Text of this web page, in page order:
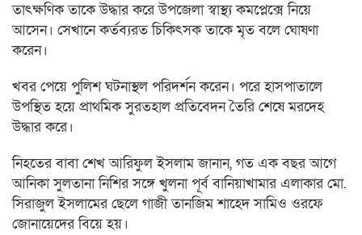
তাৎক্ষণিক তাকে উদ্ধার করে উপজেলা স্বাস্থ্য কমপ্লেক্সে নিয়ে
আসেন। সেখানে কর্তব্যরত চিকিৎসক তাকে মৃত বলে ঘোষণা
করেন।
খবর পেয়ে পুলিশ ঘটনাস্থল পরিদর্শন করেন। পরে হাসপাতালে
উপস্থিত হয়ে প্রাথমিক সুরতহাল প্রতিবেদন তৈরি শেষে মরদেহ
উদ্ধার করে।
নিহতের বাবা শেখ আরিফুল ইসলাম জানান, গত এক বছর আগে
আনিকা সুলতানা নিশির সঙ্গে খুলনা পূর্ব বানিয়াখামার এলাকার মো.
সিরাজুল ইসলামের ছেলে গাজী তানজিম শাহেদ সামিও ওরফে
জোনায়েদের বিয়ে হয়।